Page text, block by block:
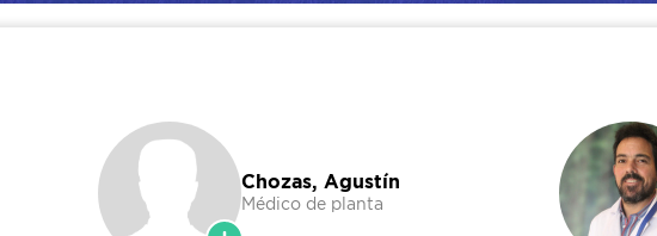
Chozas, Agustín
Médico de planta